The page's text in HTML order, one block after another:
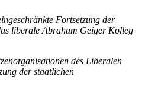
Fortsetzung der
liberale Abraham Geiger Kolleg
des Liberalen
der staatlichen